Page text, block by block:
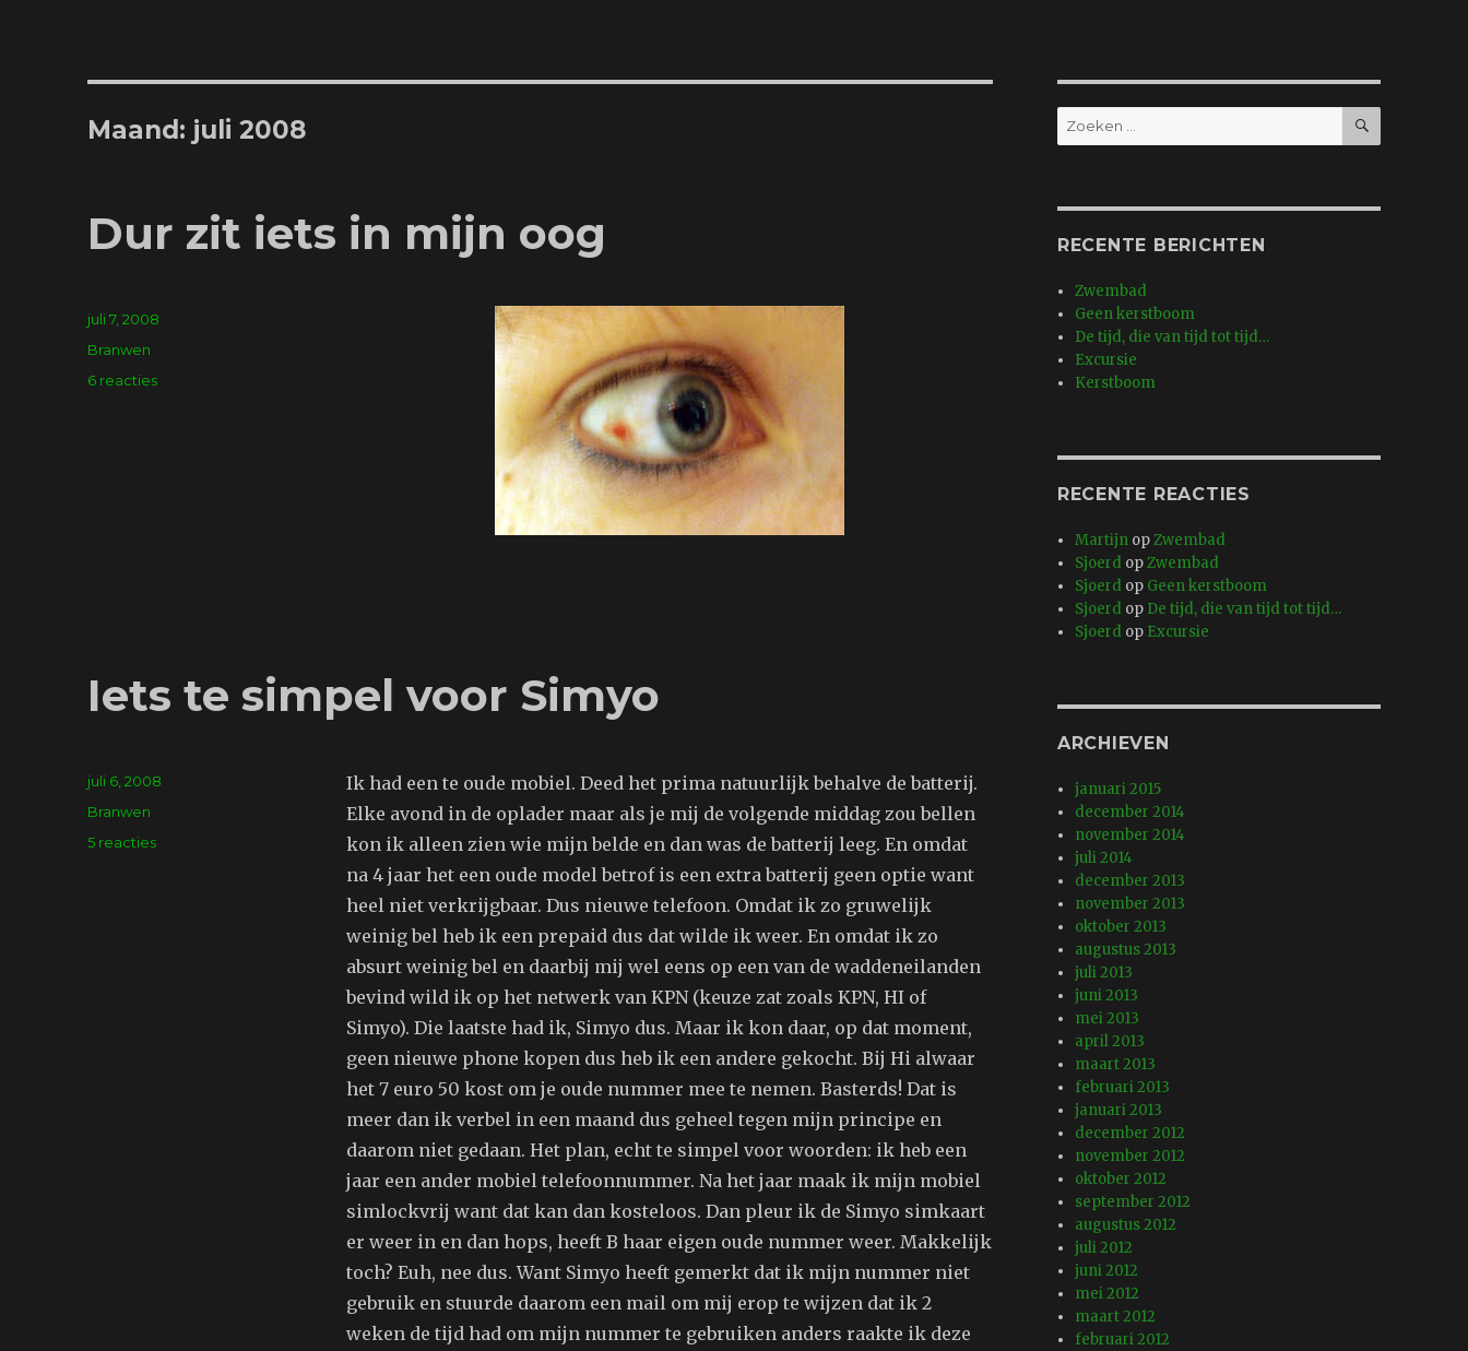
Maand: juli 2008
Dur zit iets in mijn oog
Geplaatst
juli 7, 2008
Tags
Branwen
6 reactiesop
Iets te simpel voor Simyo
Ik had een te oude mobiel. Deed het prima natuurlijk behalve de batterij.
Elke avond in de oplader maar als je mij de volgende middag zou bellen
kon ik alleen zien wie mijn belde en dan was de batterij leeg. En omdat
na 4 jaar het een oude model betrof is een extra batterij geen optie want
heel niet verkrijgbaar. Dus nieuwe telefoon. Omdat ik zo gruwelijk
weinig bel heb ik een prepaid dus dat wilde ik weer. En omdat ik zo
absurt weinig bel en daarbij mij wel eens op een van de waddeneilanden
bevind wild ik op het netwerk van KPN (keuze zat zoals KPN, HI of
Simyo). Die laatste had ik, Simyo dus. Maar ik kon daar, op dat moment,
geen nieuwe phone kopen dus heb ik een andere gekocht. Bij Hi alwaar
het 7 euro 50 kost om je oude nummer mee te nemen. Basterds! Dat is
meer dan ik verbel in een maand dus geheel tegen mijn principe en
daarom niet gedaan. Het plan, echt te simpel voor woorden: ik heb een
jaar een ander mobiel telefoonnummer. Na het jaar maak ik mijn mobiel
simlockvrij want dat kan dan kosteloos. Dan pleur ik de Simyo simkaart
er weer in en dan hops, heeft B haar eigen oude nummer weer. Makkelijk
toch? Euh, nee dus. Want Simyo heeft gemerkt dat ik mijn nummer niet
gebruik en stuurde daarom een mail om mij erop te wijzen dat ik 2
weken de tijd had om mijn nummer te gebruiken anders raakte ik deze
Geplaatst
juli 6, 2008
Tags
Branwen
5 reactiesop
Zoeken
naar:
ZOEKEN
RECENTE BERICHTEN
Zwembad
Geen kerstboom
De tijd, die van tijd tot tijd…
Excursie
Kerstboom
RECENTE REACTIES
Martijn opZwembad
Sjoerd opZwembad
Sjoerd op Geen kerstboom
Sjoerd op De tijd, die van tijd tot tijd…
Sjoerd op Excursie
ARCHIEVEN
januari 2015
december 2014
november 2014
juli 2014
december 2013
november 2013
oktober 2013
augustus 2013
juli 2013
juni 2013
mei 2013
april 2013
maart 2013
februari 2013
januari 2013
december 2012
november 2012
oktober 2012
september 2012
augustus 2012
juli 2012
juni 2012
mei 2012
maart 2012
februari 2012